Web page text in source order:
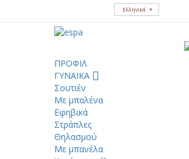
Ελληνικά
ΠΡΟΦΙΛ
ΓΥΝΑΙΚΑ
Σουτιέν
Με μπαλένα
Εφηβικά
Στράπλες
Θηλασμού
Με μπανέλα